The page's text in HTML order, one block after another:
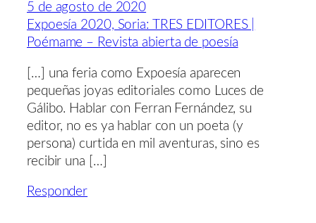
5 de agosto de 2020
Expoesía 2020, Soria: TRES EDITORES |
Poémame – Revista abierta de poesía
[…] una feria como Expoesía aparecen
pequeñas joyas editoriales como Luces de
Gálibo. Hablar con Ferran Fernández, su
editor, no es ya hablar con un poeta (y
persona) curtida en mil aventuras, sino es
recibir una […]
Responder